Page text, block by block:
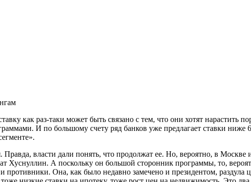
как раз-таки может быть связано с тем, что они хотят нарастить
И по большому счету ряд банков уже предлагает ставки
власти дали понять, что продолжат ее. Но, вероятно, в
Хуснуллин. А поскольку он большой сторонник программы, то,
противники. Она, как было недавно замечено и президентом,